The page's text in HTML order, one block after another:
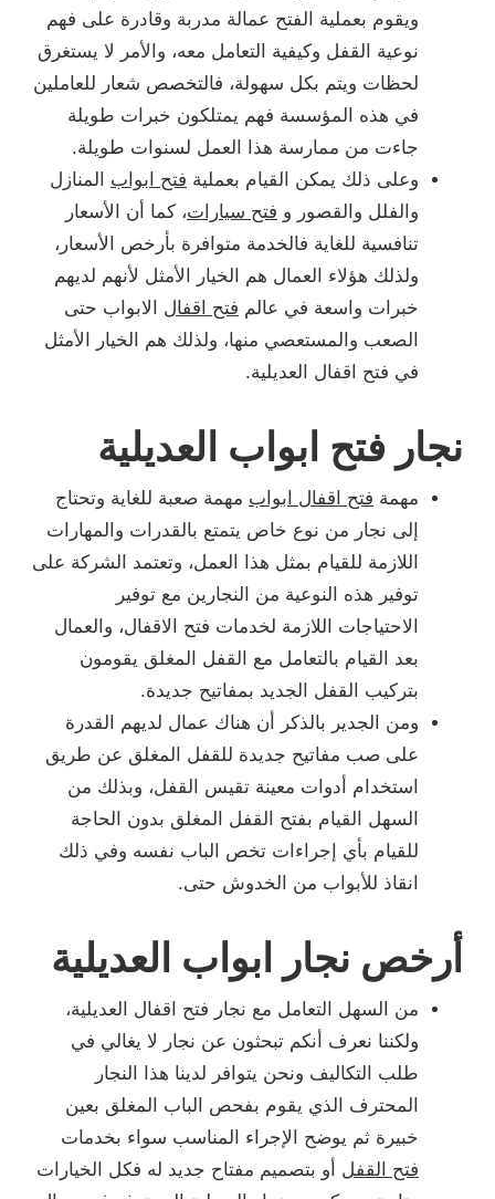
ويقوم بعملية الفتح عمالة مدربة وقادرة على فهم
نوعية القفل وكيفية التعامل معه، والأمر لا يستغرق
لحظات ويتم بكل سهولة، فالتخصص شعار للعاملين
في هذه المؤسسة فهم يمتلكون خبرات طويلة
جاءت من ممارسة هذا العمل لسنوات طويلة.
وعلى ذلك يمكن القيام بعملية فتح ابواب المنازل
والفلل والقصور و فتح سيارات، كما أن الأسعار
تنافسية للغاية فالخدمة متوافرة بأرخص الأسعار،
ولذلك هؤلاء العمال هم الخيار الأمثل لأنهم لديهم
خبرات واسعة في عالم فتح اقفال الابواب حتى
الصعب والمستعصي منها، ولذلك هم الخيار الأمثل
في فتح اقفال العديلية.
نجار فتح ابواب العديلية
مهمة فتح اقفال ابواب مهمة صعبة للغاية وتحتاج
إلى نجار من نوع خاص يتمتع بالقدرات والمهارات
اللازمة للقيام بمثل هذا العمل، وتعتمد الشركة على
توفير هذه النوعية من النجارين مع توفير
الاحتياجات اللازمة لخدمات فتح الاقفال، والعمال
بعد القيام بالتعامل مع القفل المغلق يقومون
بتركيب القفل الجديد بمفاتيح جديدة.
ومن الجدير بالذكر أن هناك عمال لديهم القدرة
على صب مفاتيح جديدة للقفل المغلق عن طريق
استخدام أدوات معينة تقيس القفل، وبذلك من
السهل القيام بفتح القفل المغلق بدون الحاجة
للقيام بأي إجراءات تخص الباب نفسه وفي ذلك
انقاذ للأبواب من الخدوش حتى.
أرخص نجار ابواب العديلية
من السهل التعامل مع نجار فتح اقفال العديلية،
ولكننا نعرف أنكم تبحثون عن نجار لا يغالي في
طلب التكاليف ونحن يتوافر لدينا هذا النجار
المحترف الذي يقوم بفحص الباب المغلق بعين
خبيرة ثم يوضح الإجراء المناسب سواء بخدمات
فتح القفل أو بتصميم مفتاح جديد له فكل الخيارات